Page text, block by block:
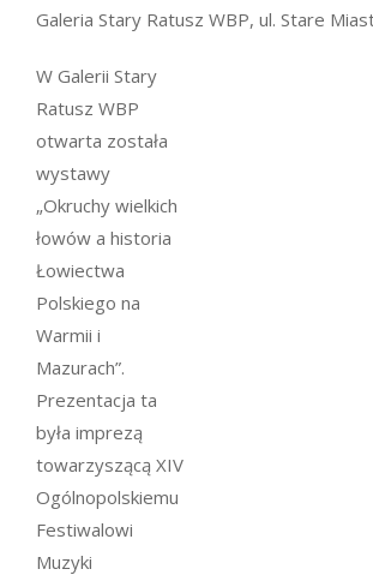
W Galerii Stary
Ratusz WBP
otwarta została
wystawy
„Okruchy wielkich
łowów a historia
Łowiectwa
Polskiego na
Warmii i
Mazurach”.
Prezentacja ta
była imprezą
towarzyszącą XIV
Ogólnopolskiemu
Festiwalowi
Muzyki
Galeria Stary Ratusz WBP, ul. Stare